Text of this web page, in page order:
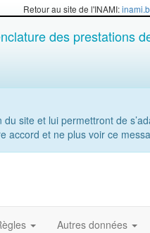
Retour au site de l'INAMI:
des prestations
site et lui permettront de
accord et ne plus voir ce
Autres données